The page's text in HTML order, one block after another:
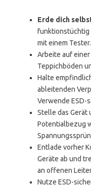
Erde dich
funktionstüchtig
mit einem Tester.
Arbeite auf
Teppichböden
Halte
ableitenden
Verwende ESD-
Stelle das Gerät
Potentialbezug
Entlade vorher
Geräte ab und
an offenen
Nutze ESD-